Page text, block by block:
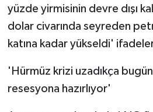
yüzde yirmisinin devre dışı
dolar civarında seyreden
katına kadar yükseldi'
'Hürmüz krizi uzadıkça
resesyona hazırlıyor'